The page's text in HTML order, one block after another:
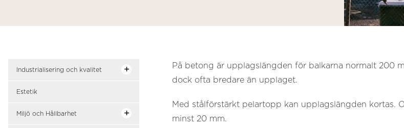
Industrialisering och kvalitet
Estetik
Miljö och Hållbarhet
På betong är upplagslängden för balkarna normalt 200
dock ofta bredare än upplaget.
Med stålförstärkt pelartopp kan upplagslängden kortas.
minst 20 mm.